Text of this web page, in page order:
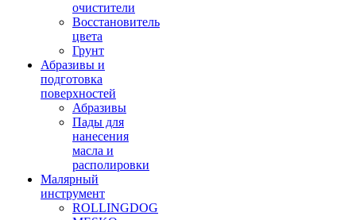
очистители
Восстановитель
цвета
Грунт
Абразивы и
подготовка
поверхностей
Абразивы
Пады для
нанесения
масла и
располировки
Малярный
инструмент
ROLLINGDOG